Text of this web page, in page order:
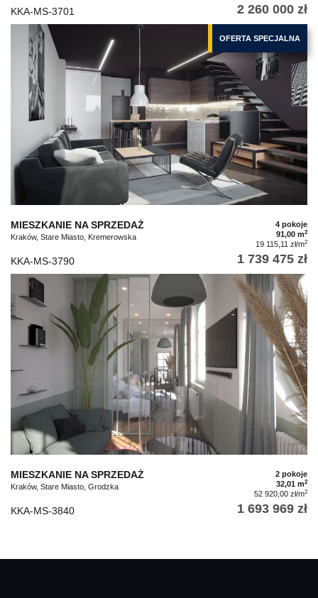
KKA-MS-3701 2 260 000 zł
OFERTA SPECJALNA
MIESZKANIE NA SPRZEDAŻ
Kraków, Stare Miasto, Kremerowska
4 pokoje
91,00 m2
19 115,11 zł/m2
KKA-MS-3790 1 739 475 zł
MIESZKANIE NA SPRZEDAŻ
Kraków, Stare Miasto, Grodzka
2 pokoje
32,01 m2
52 920,00 zł/m2
KKA-MS-3840 1 693 969 zł